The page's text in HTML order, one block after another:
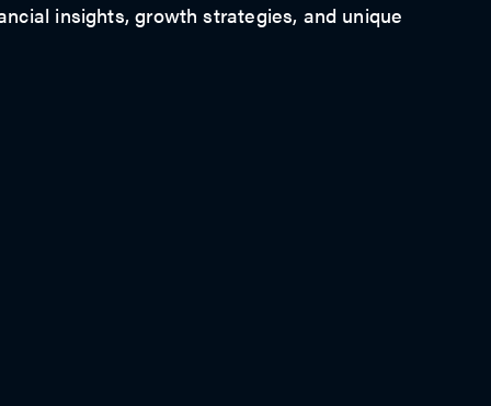
insights, growth strategies, and unique